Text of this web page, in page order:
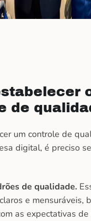
de
um controle de
digital, é preciso
de qualidade.
e mensuráveis,
as expectativas